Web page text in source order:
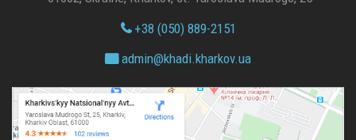
+38 (050) 889-2151
admin@khadi.kharkov.ua